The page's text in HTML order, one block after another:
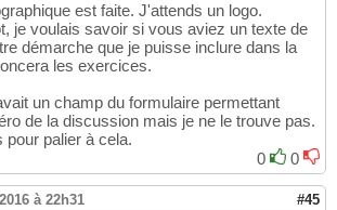
est faite. J'attends un logo.
je voulais savoir si vous aviez un texte de
démarche que je puisse inclure dans la
les exercices.
un champ du formulaire permettant
de la discussion mais je ne le trouve pas.
pour palier à cela.
0
0
à 22h31 #45